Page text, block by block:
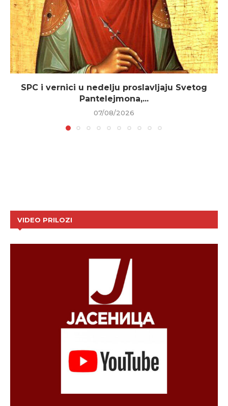
SPC i vernici u nedelju proslavljaju Svetog
Pantelejmona,...
07/08/2026
VIDEO PRILOZI